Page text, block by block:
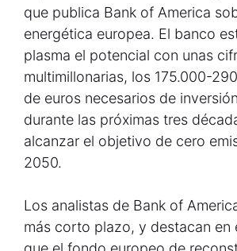
que publica Bank of America
energética europea. El banco
plasma el potencial con unas
multimillonarias, los 175.000-
de euros necesarios de
durante las próximas tres
alcanzar el objetivo de cero
2050.
Los analistas de Bank of
más corto plazo, y destacan en